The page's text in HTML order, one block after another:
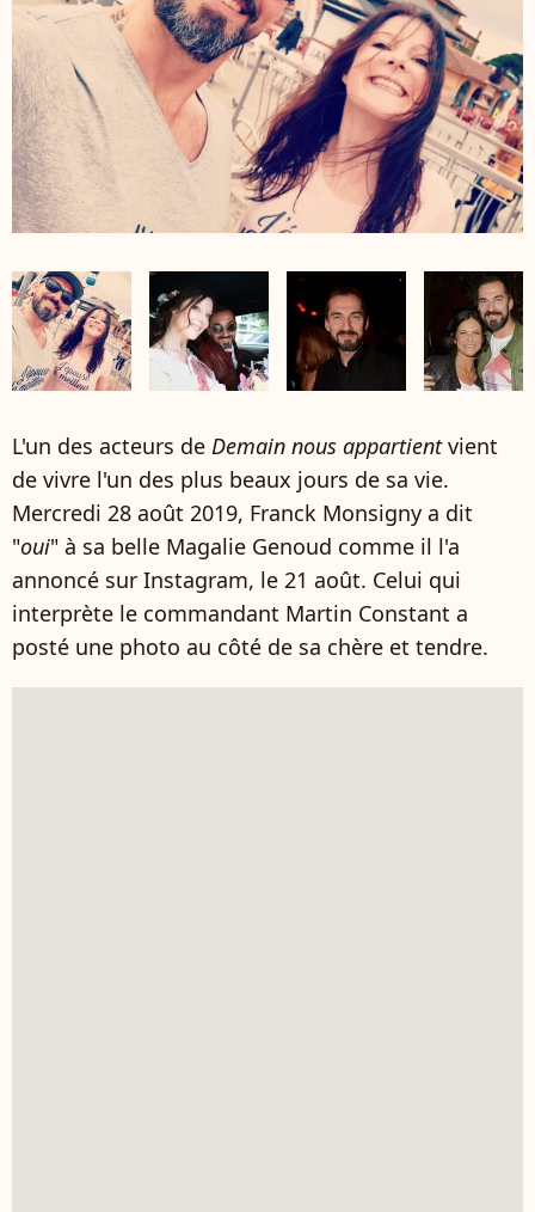
L'un des acteurs de Demain nous appartientvient
de vivre l'un des plus beaux jours de sa vie.
Mercredi 28 août 2019, Franck Monsigny a dit
"oui" à sa belle Magalie Genoud comme il l'a
annoncé sur Instagram, le 21 août. Celui qui
interprète le commandant Martin Constant a
posté une photo au côté de sa chère et tendre.